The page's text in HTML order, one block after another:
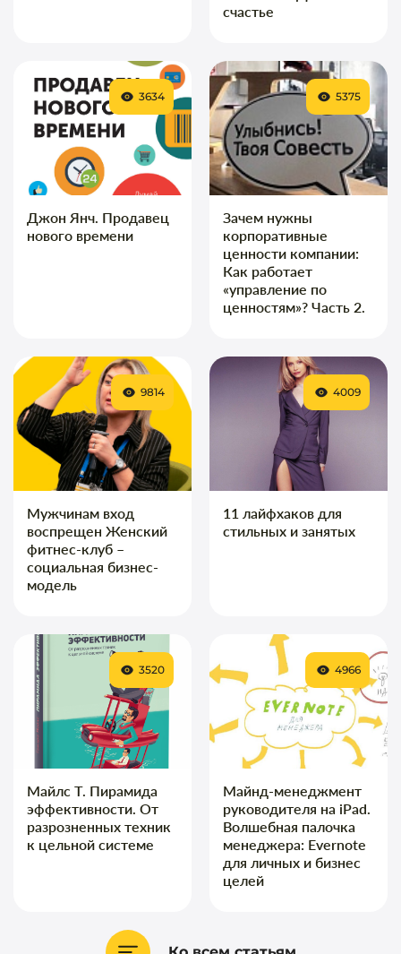
счастье
Джон Янч. Продавец
нового времени
3634
Зачем нужны
корпоративные
ценности компании:
Как работает
«управление по
ценностям»? Часть 2.
5375
Мужчинам вход
воспрещен Женский
фитнес-клуб –
социальная бизнес-
модель
9814
11 лайфхаков для
стильных и занятых
4009
Майлс Т. Пирамида
эффективности. От
разрозненных техник
к цельной системе
3520
Майнд-менеджмент
руководителя на iPad.
Волшебная палочка
менеджера: Evernote
для личных и бизнес
целей
4966